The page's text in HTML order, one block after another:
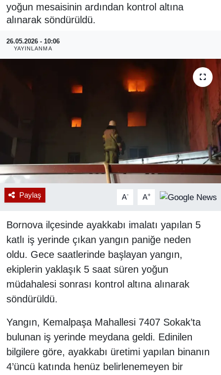
yoğun mesaisinin ardından kontrol altına
alınarak söndürüldü.
26.05.2026 - 10:06
YAYINLANMA
Paylaş A- A+
Bornova ilçesinde ayakkabı imalatı yapılan 5
katlı iş yerinde çıkan yangın paniğe neden
oldu. Gece saatlerinde başlayan yangın,
ekiplerin yaklaşık 5 saat süren yoğun
müdahalesi sonrası kontrol altına alınarak
söndürüldü.
Yangın, Kemalpaşa Mahallesi 7407 Sokak’ta
bulunan iş yerinde meydana geldi. Edinilen
bilgilere göre, ayakkabı üretimi yapılan binanın
4’üncü katında henüz belirlenemeyen bir
ASAYİŞ
Haber Arşivi